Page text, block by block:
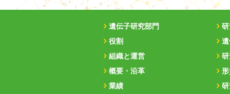
遺伝子研究部門
役割
組織と運営
概要・沿革
業績